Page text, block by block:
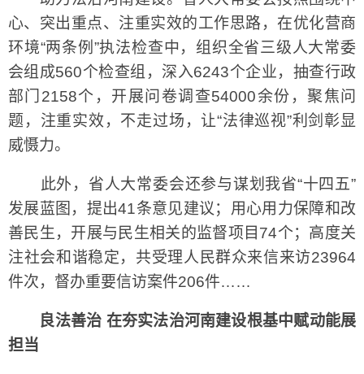
心、突出重点、注重实效的工作思路，在优化营商
环境“两条例”执法检查中，组织全省三级人大常委
会组成560个检查组，深入6243个企业，抽查行政
部门2158个，开展问卷调查54000余份，聚焦问
题，注重实效，不走过场，让“法律巡视”利剑彰显
威慑力。
此外，省人大常委会还参与谋划我省“十四五”
发展蓝图，提出41条意见建议；用心用力保障和改
善民生，开展与民生相关的监督项目74个；高度关
注社会和谐稳定，共受理人民群众来信来访23964
件次，督办重要信访案件206件……
良法善治 在夯实法治河南建设根基中赋动能展
担当